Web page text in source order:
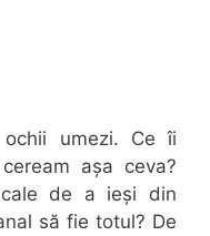
umezi. Ce îi
așa ceva?
de a ieși din
să fie totul? De